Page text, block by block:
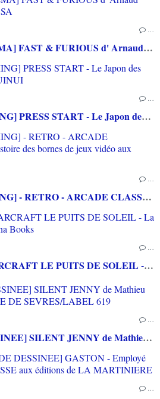
…
[REVUE LIVRE CINEMA] FAST & FURIOUS d' Arnaud BRIAND aux éditions CASA
…
[REVUE LIVRE GAMING] PRESS START - Le Japon des jeux vidéo aux éditions NUINUI
…
[REVUE LIVRE GAMING] - RETRO - ARCADE CLASSICS - La grande histoire des bornes de jeux vidéo aux éditions CASA
…
[REVUE MANGA] WARCRAFT LE PUITS DE SOLEIL - La chasse au dragon chez Mana Books
…
[REVUE BANDE DESSINEE] SILENT JENNY de Mathieu BABLET aux éditions RUE DE SEVRES/LABEL 619
…